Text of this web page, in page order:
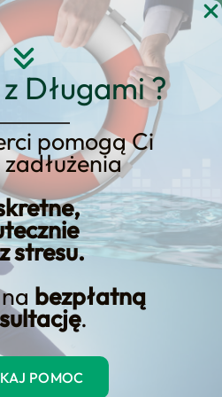
Długami ?
pomogą Ci
stresu.
bezpłatną
.
POMOC
Kredyt123.pl
z
kredytem: co
gdy
dać drugą